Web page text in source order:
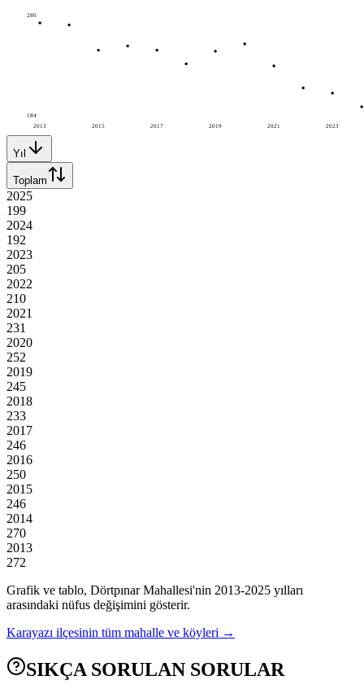
2013 2015 2017 2019 2021 2023
280
184
Yıl
Toplam
2025
199
2024
192
2023
205
2022
210
2021
231
2020
252
2019
245
2018
233
2017
246
2016
250
2015
246
2014
270
2013
272
Grafik ve tablo, DörtpınarMahallesi'nin 2013-2025 yılları
arasındaki nüfus değişimini gösterir.
Karayazı ilçesinin tüm mahalle ve köyleri →
SIKÇA SORULAN SORULAR